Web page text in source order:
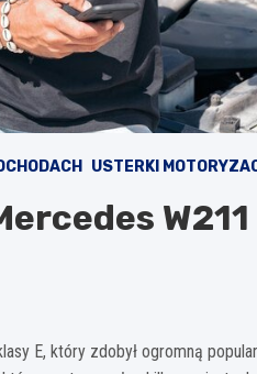
USTERKI
E, który zdobył ogromną